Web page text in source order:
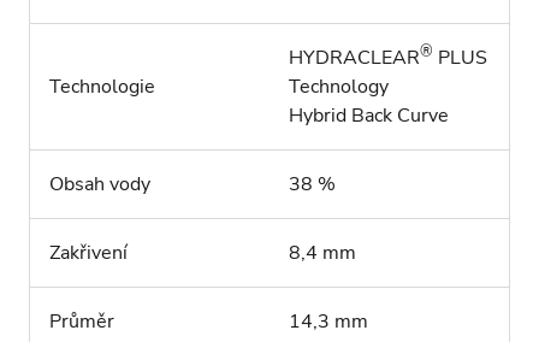
Technologie
HYDRACLEAR® PLUS
Technology
Hybrid Back Curve
Obsah vody 38 %
Zakřivení 8,4 mm
Průměr 14,3 mm